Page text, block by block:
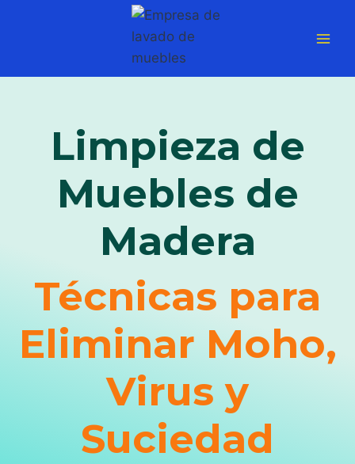
Limpieza de
Muebles de
Madera
Técnicas para
Eliminar Moho,
Virus y
Suciedad